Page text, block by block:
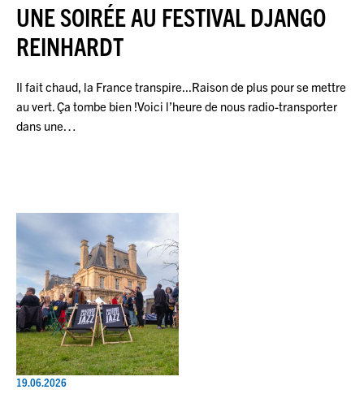
UNE SOIRÉE AU FESTIVAL DJANGO
REINHARDT
Il fait chaud, la France transpire...Raison de plus pour se mettre
au vert. Ça tombe bien !Voici l’heure de nous radio-transporter
dans une…
19.06.2026